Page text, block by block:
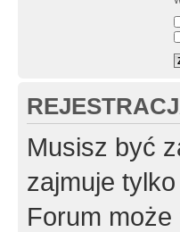
Musisz być
zajmuje
Forum